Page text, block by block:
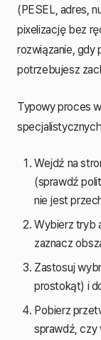
(PESEL, adres,
pixelizację bez
rozwiązanie, gdy
potrzebujesz
Typowy proces
Wejdź na
(sprawdź
nie jest
Wybierz tryb
zaznacz
Zastosuj
prostokąt) i
Pobierz
sprawdź, czy